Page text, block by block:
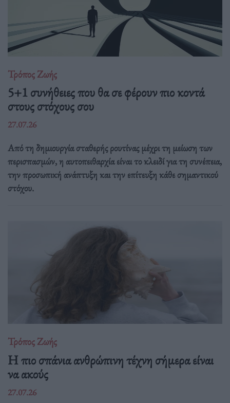
Τρόπος Ζωής
5+1 συνήθειες που θα σε φέρουν πιο κοντά
στους στόχους σου
27.07.26
Από τη δημιουργία σταθερής ρουτίνας μέχρι τη μείωση των
περισπασμών, η αυτοπειθαρχία είναι το κλειδί για τη συνέπεια,
την προσωπική ανάπτυξη και την επίτευξη κάθε σημαντικού
στόχου.
Τρόπος Ζωής
Η πιο σπάνια ανθρώπινη τέχνη σήμερα είναι
να ακούς
27.07.26